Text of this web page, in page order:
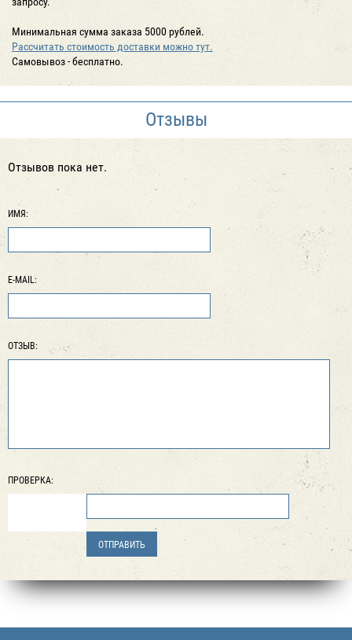
Минимальная сумма заказа 5000 рублей.
Рассчитать стоимость доставки можно тут.
Cамовывоз - бесплатно.
Отзывы
Отзывов пока нет.
ИМЯ:
E-MAIL:
ОТЗЫВ:
ПРОВЕРКА: